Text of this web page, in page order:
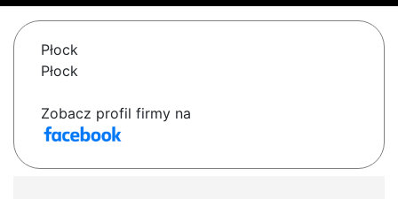
Płock
Płock
Zobacz profil firmy na